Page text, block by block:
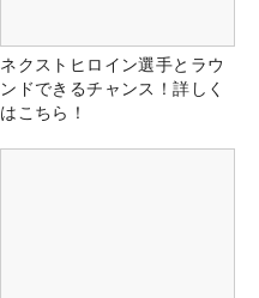
ネクストヒロイン選手とラウ
ンドできるチャンス！詳しく
はこちら！